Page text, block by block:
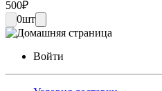
500₽
0шт
Войти